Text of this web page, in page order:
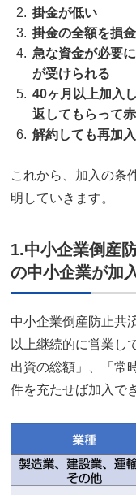
掛金が低い
掛金の全額を損
急な資金が必要
が受けられる
40ヶ月以上加入
返してもらって
解約しても再加
これから、加入の条
明していきます。
1.中小企業倒産
の中小企業が加
中小企業倒産防止共
以上継続的に営業し
出資の総額」、「常
件を充たせば加入で